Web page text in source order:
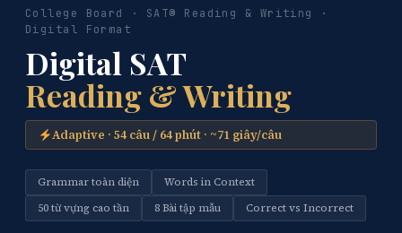
College Board · SAT® Reading & Writing ·
Digital Format
Digital SAT
Reading & Writing
Adaptive · 54 câu / 64 phút · ~71 giây/câu
Grammar toàn diện
Words in Context
50 từ vựng cao tần
8 Bài tập mẫu Correct vs Incorrect